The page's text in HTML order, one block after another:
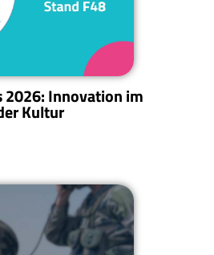
2026: Innovation im
Kultur